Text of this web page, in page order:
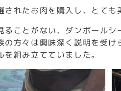
れたお肉を購入し、とても
ることがない、ダンボール
の方々は興味深く説明を受
組み立てていました。